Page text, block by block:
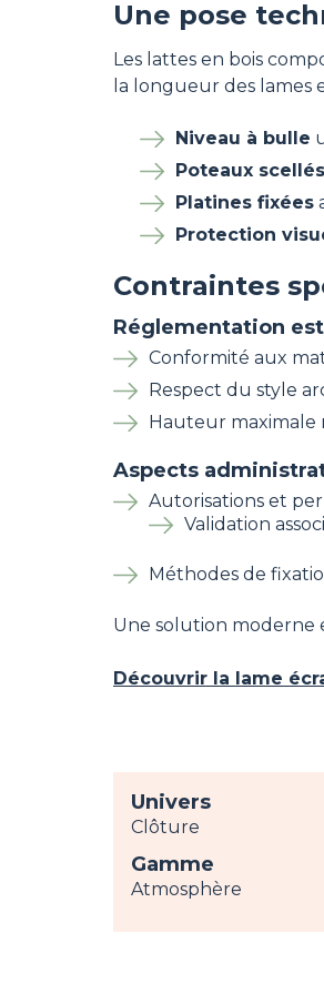
Une pose
Les lattes en bois
la longueur des lames
Niveau à bulle
Poteaux scellés
Platines fixées
Protection
Contraintes
Réglementation
Conformité aux
Respect du style
Hauteur
Aspects
Autorisations et
Validation
Méthodes de
Une solution moderne
Découvrir la lame
Univers
Clôture
Gamme
Atmosphère